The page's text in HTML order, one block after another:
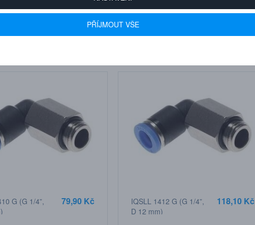
G (G 1/4”,
58,70 Kč
IQSLL 146 G (G 1/4”,
60,70 Kč
G (G 1/4”,
79,90 Kč
IQSLL 1412 G (G 1/4”,
D 12 mm)
118,10 Kč
PŘÍJMOUT VŠE